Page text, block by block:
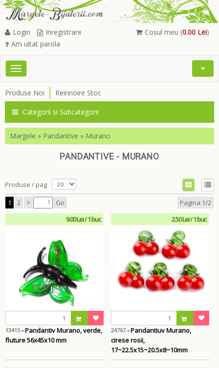
Cosul meu (0.00 Lei)
Login
Inregistrare
Am uitat parola
Toggle
Open
Produse Noi Reinnoire Stoc
Categorii si Subcategorii
Margele » Pandantive » Murano
PANDANTIVE - MURANO
Produse / pag
1 2 > Go
Pagina 1/2
9.00 Lei / 1 buc
13415- Pandantiv Murano, verde,
fluture 56x45x10 mm
2.50 Lei / 1 buc
24767- Pandantiuv Murano,
cirese rosii,
17~22.5x15~20.5x8~10mm